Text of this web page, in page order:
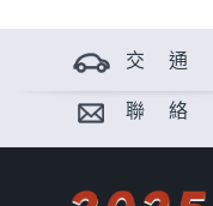
交 通
聯 絡